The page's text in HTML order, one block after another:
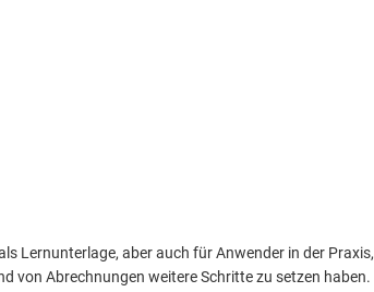
Lernunterlage, aber auch für Anwender in der Praxis,
von Abrechnungen weitere Schritte zu setzen haben.